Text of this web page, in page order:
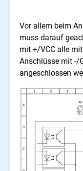
Vor allem beim
muss darauf
mit +/VCC alle
Anschlüsse mit -/
angeschlossen